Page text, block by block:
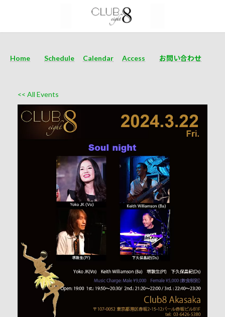
Home Schedule Calendar Access お問い合わせ
<< All Events